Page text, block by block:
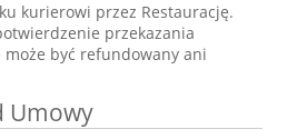
kurierowi przez Restaurację.
przekazania
być refundowany ani
Umowy